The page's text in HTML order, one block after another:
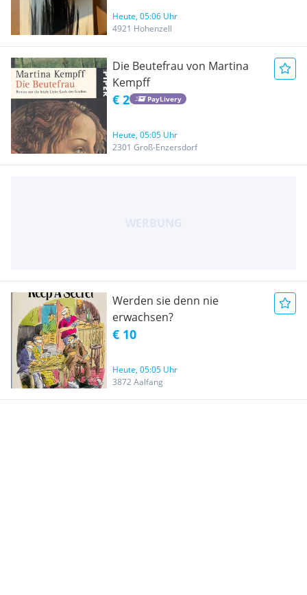
Heute, 05:06 Uhr
4921 Hohenzell
Die Beutefrau von Martina
Kempff
€ 2 PayLivery
Heute, 05:05 Uhr
2301 Groß-Enzersdorf
Werden sie denn nie
erwachsen?
€ 10
Heute, 05:05 Uhr
3872 Aalfang